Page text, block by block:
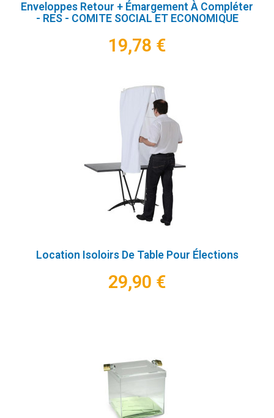
Enveloppes Retour + Émargement À Compléter
- RES - COMITE SOCIAL ET ECONOMIQUE
19,78 €
Location Isoloirs De Table Pour Élections
29,90 €